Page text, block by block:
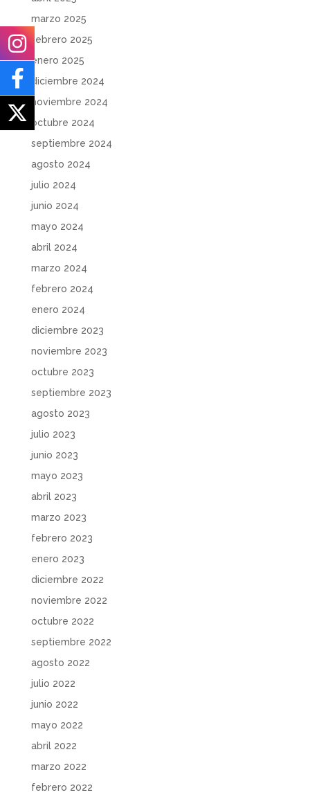
marzo 2025
febrero 2025
enero 2025
diciembre 2024
noviembre 2024
octubre 2024
septiembre 2024
agosto 2024
julio 2024
junio 2024
mayo 2024
abril 2024
marzo 2024
febrero 2024
enero 2024
diciembre 2023
noviembre 2023
octubre 2023
septiembre 2023
agosto 2023
julio 2023
junio 2023
mayo 2023
abril 2023
marzo 2023
febrero 2023
enero 2023
diciembre 2022
noviembre 2022
octubre 2022
septiembre 2022
agosto 2022
julio 2022
junio 2022
mayo 2022
abril 2022
marzo 2022
febrero 2022